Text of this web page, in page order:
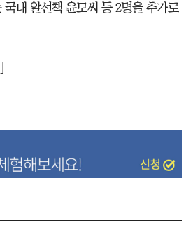
내 알선책 윤모씨 등 2명을 추가로